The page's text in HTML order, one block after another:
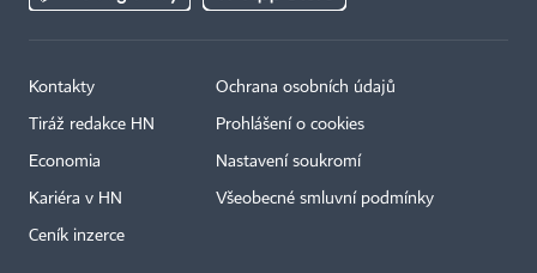
Kontakty
Tiráž redakce HN
Economia
Kariéra v HN
Ceník inzerce
Ochrana osobních údajů
Prohlášení o cookies
Nastavení soukromí
Všeobecné smluvní podmínky